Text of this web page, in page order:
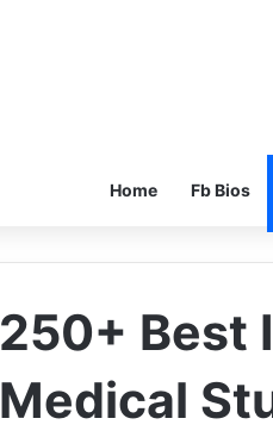
Home Fb Bios
250+ Best
Medical